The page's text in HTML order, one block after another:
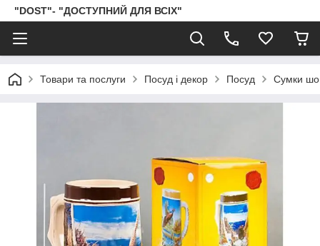
"DOST"- "ДОСТУПНИЙ ДЛЯ ВСІХ"
Товари та послуги Посуд і декор Посуд Сумки